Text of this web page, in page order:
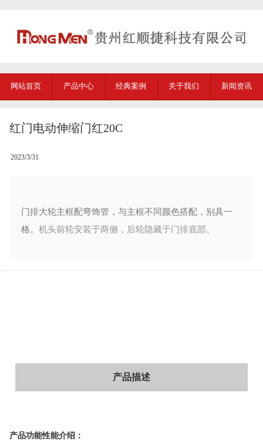
网站首页 产品中心 经典案例 关于我们 新闻资讯
红门电动伸缩门红20C
2023/3/31
门排大轮主框配弯饰管，与主框不同颜色搭配，别具一
格。 机头前轮安装于两侧，后轮隐藏于门排底部。
产品描述
产品功能性能介绍：